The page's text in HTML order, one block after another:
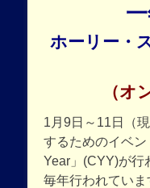
ホーリー・
（オ
1月9日～11日（
するためのイベ
Year」(CYY)が行
毎年行われてい